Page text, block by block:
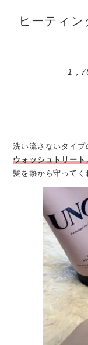
ヒーティ
1，
洗い流さないタイプ
ウォッシュトリート
髪を熱から守ってく